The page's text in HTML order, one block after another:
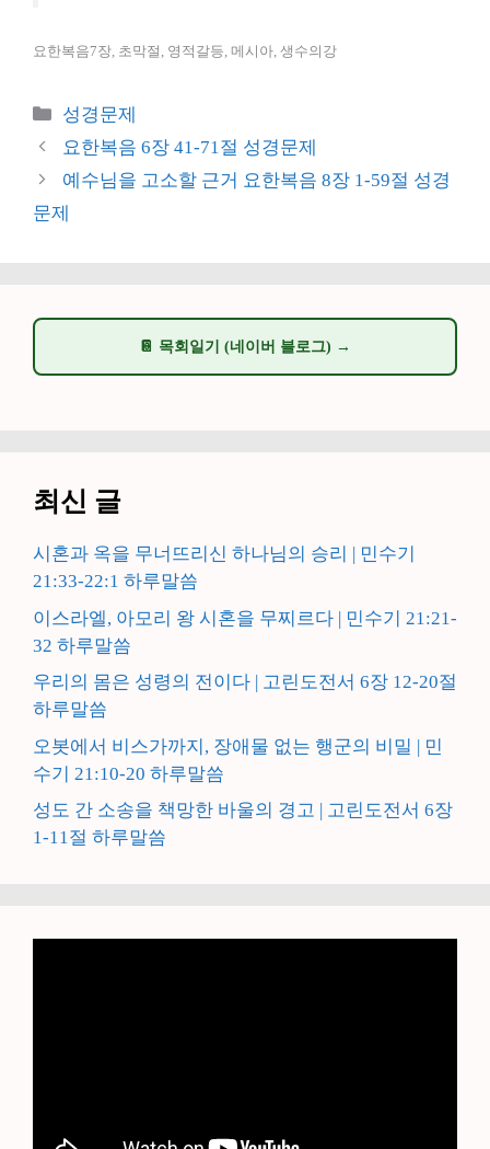
요한복음7장, 초막절, 영적갈등, 메시아, 생수의강
카
테
리
성경문제
요한복음 6장 41-71절 성경문제
예수님을 고소할 근거 요한복음 8장 1-59절 성경
문제
📔 목회일기 (네이버 블로그) →
최신 글
시혼과 옥을 무너뜨리신 하나님의 승리 | 민수기
21:33-22:1 하루말씀
이스라엘, 아모리 왕 시혼을 무찌르다 | 민수기 21:21-
32 하루말씀
우리의 몸은 성령의 전이다 | 고린도전서 6장 12-20절
하루말씀
오봇에서 비스가까지, 장애물 없는 행군의 비밀 | 민
수기 21:10-20 하루말씀
성도 간 소송을 책망한 바울의 경고 | 고린도전서 6장
1-11절 하루말씀